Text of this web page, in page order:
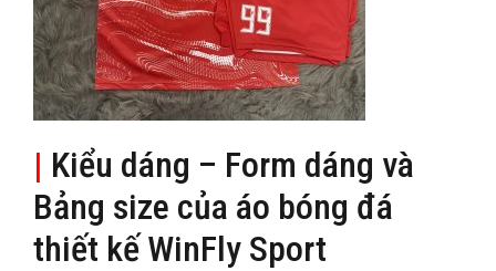
| Kiểu dáng – Form dáng và
Bảng size của áo bóng đá
thiết kế WinFly Sport